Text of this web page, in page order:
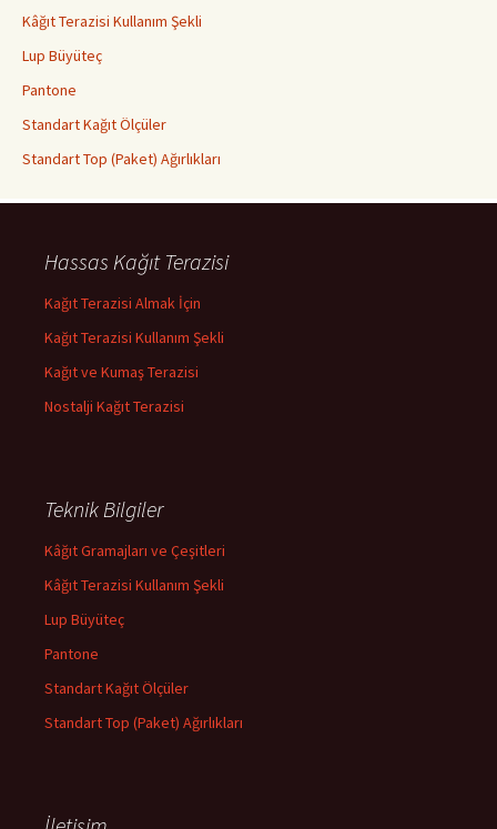
Kâğıt Terazisi Kullanım Şekli
Lup Büyüteç
Pantone
Standart Kağıt Ölçüler
Standart Top (Paket) Ağırlıkları
Hassas Kağıt Terazisi
Kağıt Terazisi Almak İçin
Kağıt Terazisi Kullanım Şekli
Kağıt ve Kumaş Terazisi
Nostalji Kağıt Terazisi
Teknik Bilgiler
Kâğıt Gramajları ve Çeşitleri
Kâğıt Terazisi Kullanım Şekli
Lup Büyüteç
Pantone
Standart Kağıt Ölçüler
Standart Top (Paket) Ağırlıkları